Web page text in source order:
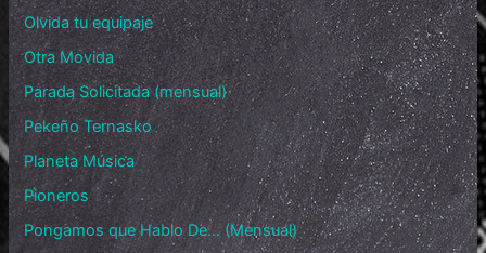
Olvida tu equipaje
Otra Movida
Parada Solicitada (mensual)
Pekeño Ternasko
Planeta Música
Pioneros
Pongamos que Hablo De… (Mensual)